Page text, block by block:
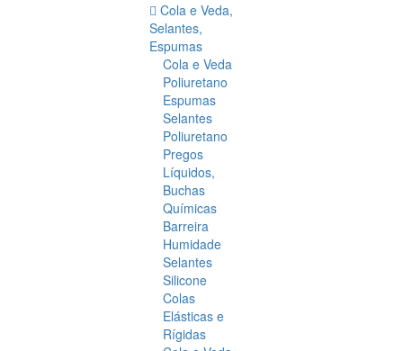
Cola e Veda,
Selantes,
Espumas
Cola e Veda
Poliuretano
Espumas
Selantes
Poliuretano
Pregos
Líquidos,
Buchas
Químicas
Barreira
Humidade
Selantes
Silicone
Colas
Elásticas e
Rígidas